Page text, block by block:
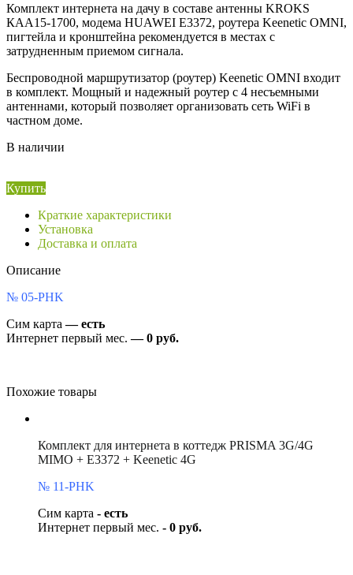
Комплект интернета на дачу в составе антенны KROKS
КАА15-1700, модема HUAWEI E3372, роутера Keenetic OMNI,
пигтейла и кронштейна рекомендуется в местах с
затрудненным приемом сигнала.
Беспроводной маршрутизатор (роутер) Keenetic OMNI входит
в комплект. Мощный и надежный роутер с 4 несъемными
антеннами, который позволяет организовать сеть WiFi в
частном доме.
В наличии
Купить
Краткие характеристики
Установка
Доставка и оплата
Описание
№ 05-PHK
Сим карта— есть
Интернет первый мес.— 0 руб.
Похожие товары
Комплект для интернета в коттедж PRISMA 3G/4G
MIMO + E3372 + Keenetic 4G
№ 11-PHK
Сим карта - есть
Интернет первый мес. - 0 руб.